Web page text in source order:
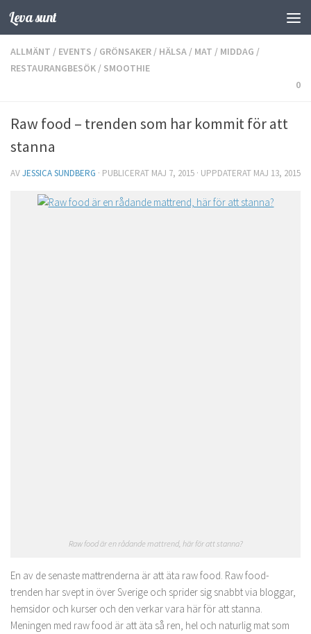
Hoppa till innehåll
Leva sunt
ALLMÄNT / EVENTS / GRÖNSAKER / HÄLSA / MAT / MIDDAG /
RESTAURANGBESÖK / SMOOTHIE
0
Raw food – trenden som har kommit för att
stanna
AVJESSICA SUNDBERG · PUBLICERAT MAJ 7, 2015 · UPPDATERAT MAJ 13, 2015
Raw food är en rådande mattrend, här för att stanna?
En av de senaste mattrenderna är att äta raw food. Raw food-
trenden har svept in över Sverige och sprider sig snabbt via bloggar,
hemsidor och kurser och den verkar vara här för att stanna.
Meningen med raw food är att äta så ren, hel och naturlig mat som